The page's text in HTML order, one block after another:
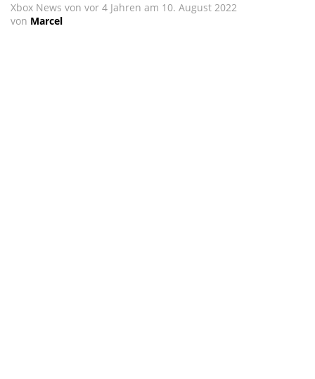
Xbox News von vor 4 Jahren am 10. August 2022
von Marcel